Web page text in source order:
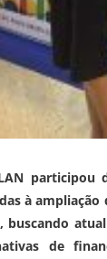
participou
à
buscando
de